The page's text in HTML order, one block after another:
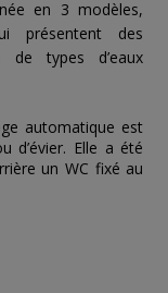
en 3 modèles,
présentent des
de types d’eaux
automatique est
d’évier. Elle a été
un WC fixé au